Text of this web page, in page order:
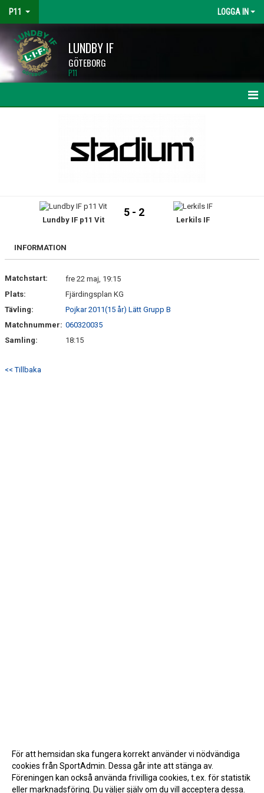
P11 LOGGA IN
LUNDBY IF
GÖTEBORG
P11
BILDGALLERI
KONTAKT
Lundby IF p11 Vit
5 - 2
Lerkils IF
INFORMATION
Matchstart:
fre 22 maj, 19:15
Plats:
Fjärdingsplan KG
Tävling:
Pojkar 2011(15 år) Lätt Grupp B
Matchnummer: 060320035
Samling:
18:15
<< Tillbaka
För att hemsidan ska fungera korrekt använder vi nödvändiga
cookies från SportAdmin. Dessa går inte att stänga av.
Föreningen kan också använda frivilliga cookies, t.ex. för statistik
eller marknadsföring. Du väljer själv om du vill acceptera dessa.